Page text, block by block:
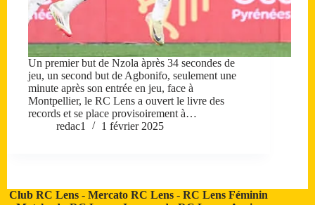
Un premier but de Nzola àprès 34 secondes de
jeu, un second but de Agbonifo, seulement une
minute après son entrée en jeu, face à
Montpellier, le RC Lens a ouvert le livre des
records et se place provisoirement à…
redac1
1 février 2025
Club RC Lens -Mercato RC Lens -RC Lens Féminin